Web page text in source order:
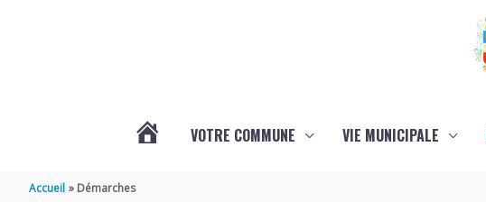
VOTRE COMMUNE VIE MUNICIPALE
Accueil Démarches